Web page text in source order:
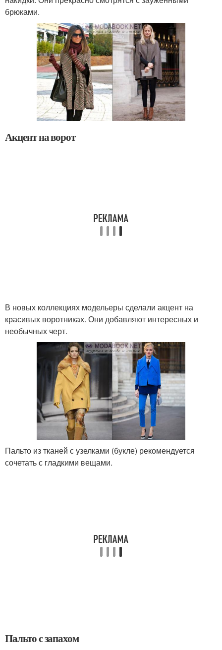
брюками.
Акцент на ворот
В новых коллекциях модельеры сделали акцент на
красивых воротниках. Они добавляют интересных и
необычных черт.
Пальто из тканей с узелками (букле) рекомендуется
сочетать с гладкими вещами.
Пальто с запахом